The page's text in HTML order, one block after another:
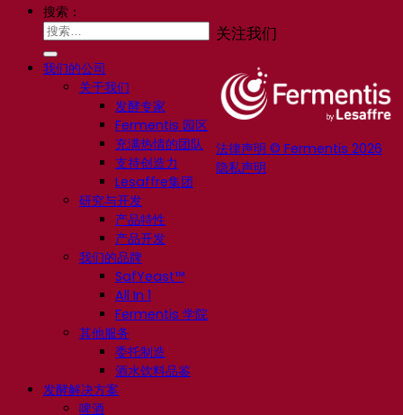
关注我们
法律声明 © Fermentis 2026
隐私声明
搜索：
我们的公司
关于我们
发酵专家
Fermentis 园区
充满热情的团队
支持创造力
Lesaffre集团
研究与开发
产品特性
产品开发
我们的品牌
SafYeast™
All In 1
Fermentis 学院
其他服务
委托制造
酒水饮料品鉴
发酵解决方案
啤酒